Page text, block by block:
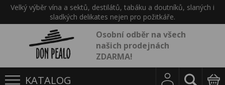
Velký výběr vína a sektů, destilátů, tabáku a doutníků, slaných i
sladkých delikates nejen pro požitkáře.
Osobní odběr na všech
našich prodejnách
ZDARMA!
KATALOG